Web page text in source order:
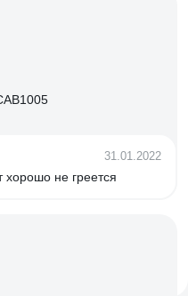
31.01.2022
Электрическую нагрузку держит хорошо не греется